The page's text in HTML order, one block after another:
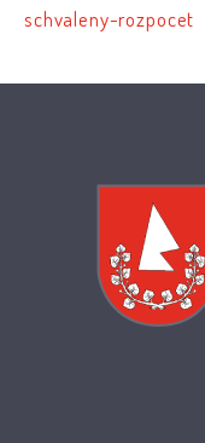
schvaleny-rozpocet